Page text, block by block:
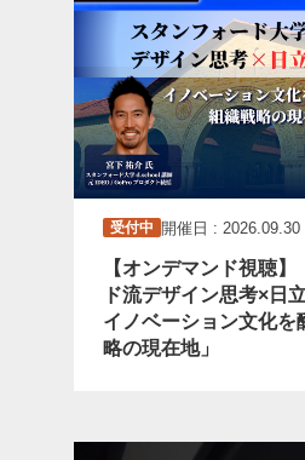
受付中 開催日 : 2026.09.30
【オンデマンド視聴
ド流デザイン思考×日
イノベーション文化を
略の現在地」